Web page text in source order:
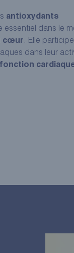
antioxydants
essentiel dans le
cœur. Elle
dans leur